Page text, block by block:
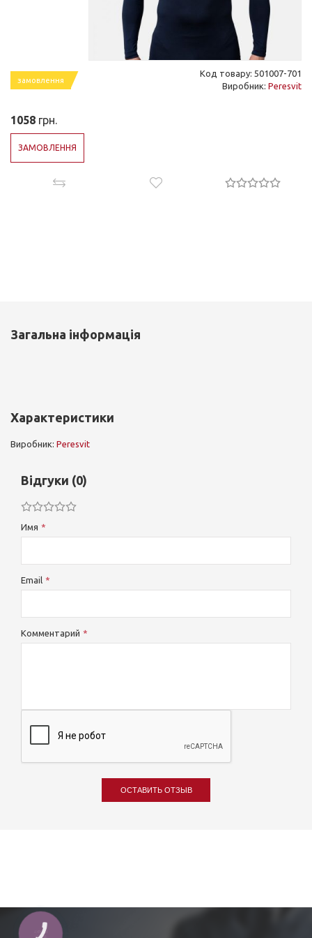
замовлення
Код товару: 501007-701
Виробник: Peresvit
1058 грн.
ЗАМОВЛЕННЯ
Загальна інформація
Характеристики
Виробник: Peresvit
Відгуки (0)
Имя
Email
Комментарий
ОСТАВИТЬ ОТЗЫВ
КНОПКА
ЗВ'ЯЗКУ